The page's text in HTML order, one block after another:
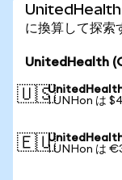
UnitedHealth
に換算して探索
UnitedHealth
🇺🇸UnitedHealth
1 UNHon は
🇪🇺UnitedHealth
1 UNHon は